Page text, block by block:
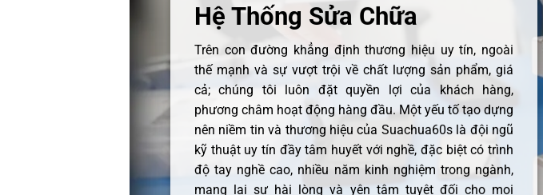
Hệ Thống Sửa Chữa
Trên con đường khẳng định thương hiệu uy tín, ngoài
thế mạnh và sự vượt trội về chất lượng sản phẩm, giá
cả; chúng tôi luôn đặt quyền lợi của khách hàng,
phương châm hoạt động hàng đầu. Một yếu tố tạo dựng
nên niềm tin và thương hiệu của Suachua60s là đội ngũ
kỹ thuật uy tín đầy tâm huyết với nghề, đặc biệt có trình
độ tay nghề cao, nhiều năm kinh nghiệm trong ngành,
mang lại sự hài lòng và yên tâm tuyệt đối cho mọi